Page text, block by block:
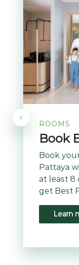
ROOMS
Book
Book
Pattaya
at least 8
get Best
Learn
‹